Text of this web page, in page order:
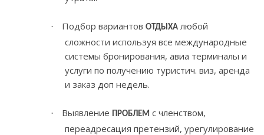
· Подбор вариантовОТДЫХА любой
сложности используя все международные
системы бронирования, авиа терминалы и
услуги по получению туристич. виз, аренда
и заказ доп недель.
· ВыявлениеПРОБЛЕМ с членством,
переадресация претензий, урегулирование